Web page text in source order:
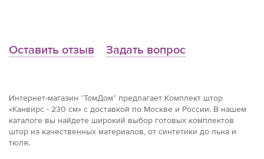
Оставить отзыв Задать вопрос
Интернет-магазин “ТомДом” предлагает Комплект штор
«Канвирс - 230 см» с доставкой по Москве и России. В нашем
каталоге вы найдете широкий выбор готовых комплектов
штор из качественных материалов, от синтетики до льна и
тюля.